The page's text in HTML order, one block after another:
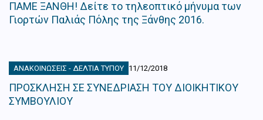
ΠΑΜΕ ΞΑΝΘΗ! Δείτε το τηλεοπτικό μήνυμα των
Γιορτών Παλιάς Πόλης της Ξάνθης 2016.
ΑΝΑΚΟΙΝΏΣΕΙΣ - ΔΕΛΤΊΑ ΤΎΠΟΥ 11/12/2018
ΠΡΟΣΚΛΗΣΗ ΣΕ ΣΥΝΕΔΡΙΑΣΗ ΤΟΥ ΔΙΟΙΚΗΤΙΚΟΥ
ΣΥΜΒΟΥΛΙΟΥ